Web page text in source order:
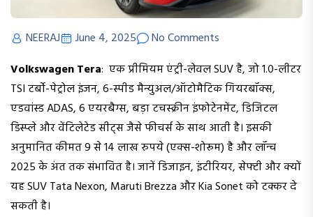
NEERAJ June 4, 2025
No Comments
Volkswagen Tera: एक प्रीमियम एंट्री-लेवल SUV है, जो 1.0-लीटर
TSI टर्बो-पेट्रोल इंजन, 6-स्पीड मैन्युअल/ऑटोमैटिक गियरबॉक्स,
एडवांस्ड ADAS, 6 एयरबैग्स, बड़ा टचस्क्रीन इंफोटेनमेंट, डिजिटल
डिस्प्ले और वेंटिलेटेड सीट्स जैसे फीचर्स के साथ आती है। इसकी
अनुमानित कीमत 9 से 14 लाख रुपये (एक्स-शोरूम) है और लॉन्च
2025 के अंत तक संभावित है। जानें डिजाइन, इंटीरियर, सेफ्टी और क्यों
यह SUV Tata Nexon, Maruti Brezza और Kia Sonet को टक्कर दे
सकती है।